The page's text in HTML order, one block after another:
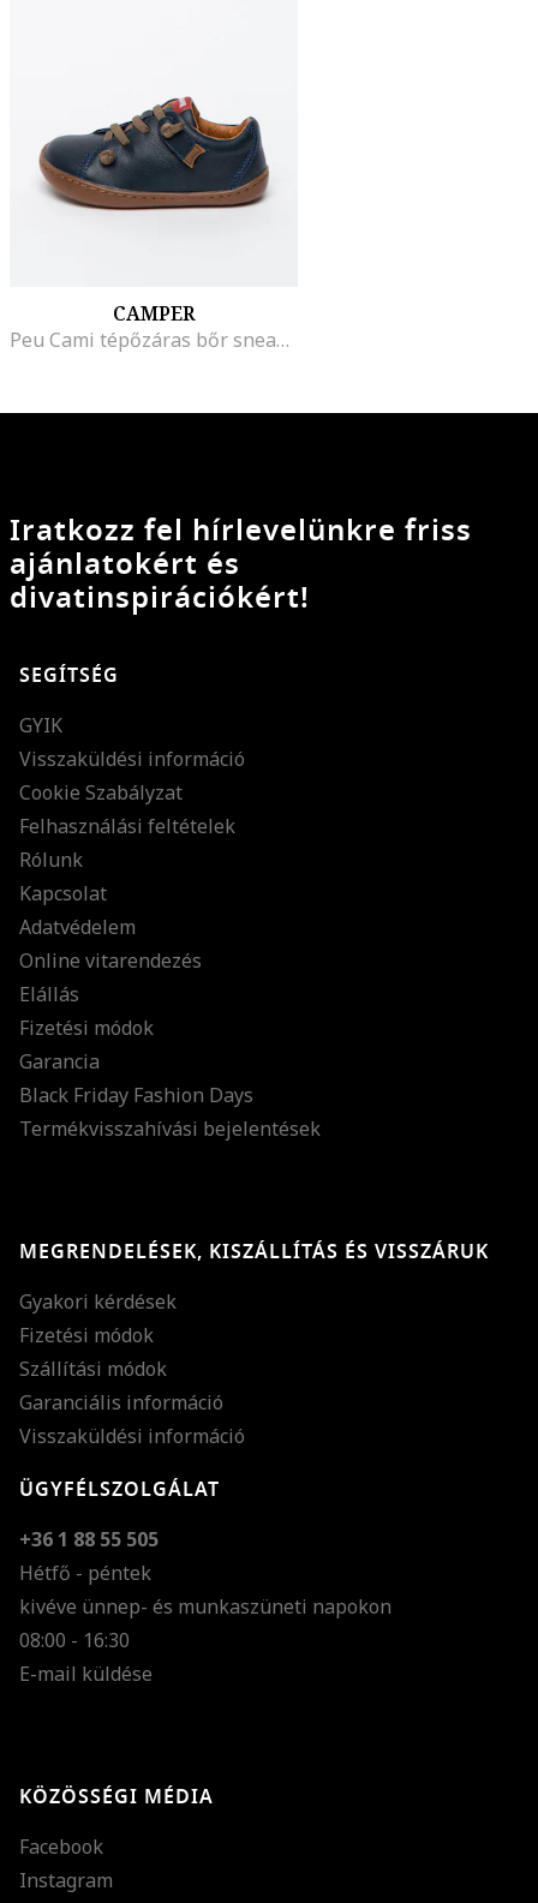
CAMPER
Peu Cami tépőzáras bőr sneaker
Iratkozz fel hírlevelünkre friss
ajánlatokért és
divatinspirációkért!
SEGÍTSÉG
GYIK
Visszaküldési információ
Cookie Szabályzat
Felhasználási feltételek
Rólunk
Kapcsolat
Adatvédelem
Online vitarendezés
Elállás
Fizetési módok
Garancia
Black Friday Fashion Days
Termékvisszahívási bejelentések
MEGRENDELÉSEK, KISZÁLLÍTÁS ÉS VISSZÁRUK
Gyakori kérdések
Fizetési módok
Szállítási módok
Garanciális információ
Visszaküldési információ
ÜGYFÉLSZOLGÁLAT
+36 1 88 55 505
Hétfő - péntek
kivéve ünnep- és munkaszüneti napokon
08:00 - 16:30
E-mail küldése
KÖZÖSSÉGI MÉDIA
Facebook
Instagram